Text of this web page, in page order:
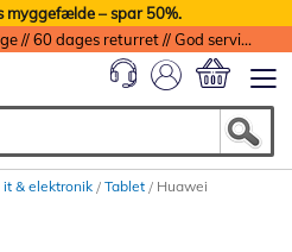
myggefælde – spar 50%.
Billig fragt // Levering 1-2 dage // 60 dages returret // God service med garanti
it & elektronik Tablet Huawei